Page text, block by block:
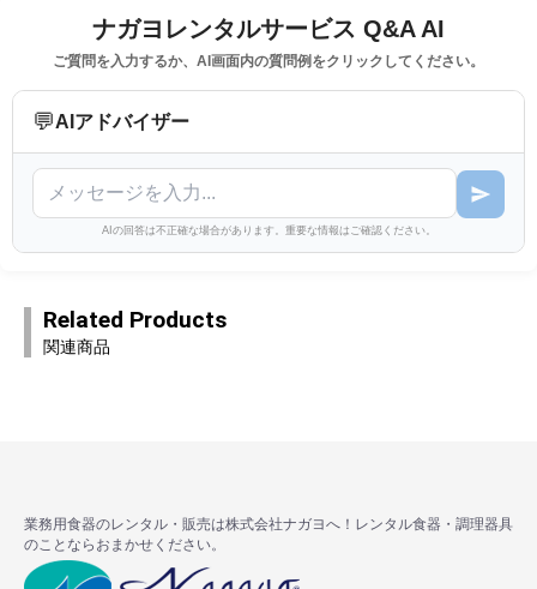
ナガヨレンタルサービス Q&A AI
ご質問を入力するか、AI画面内の質問例をクリックしてください。
💬AIアドバイザー
AIの回答は不正確な場合があります。重要な情報はご確認ください。
Related Products
関連商品
業務用食器のレンタル・販売は株式会社ナガヨへ！レンタル食器・調理器具
のことならおまかせください。